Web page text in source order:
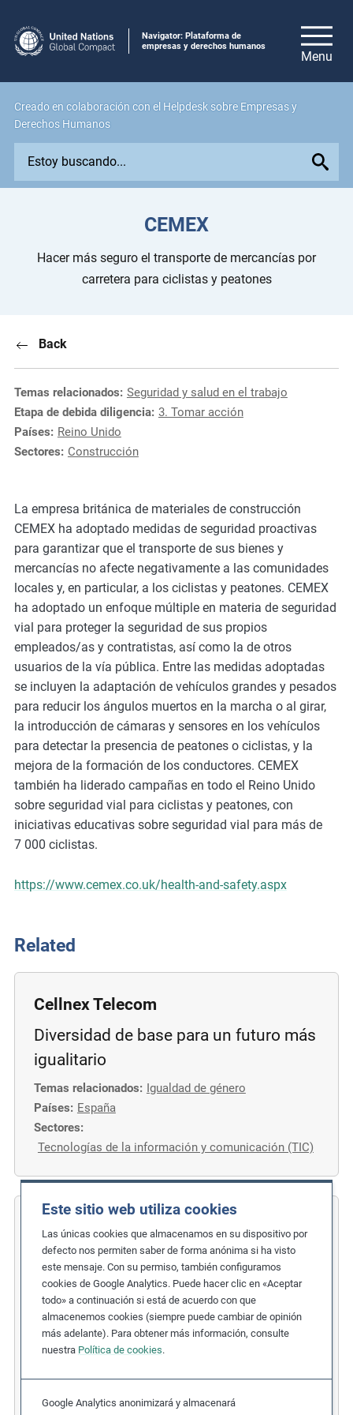
Navigator: Plataforma de
empresas y derechos humanos
Este sitio web utiliza cookies
Las únicas cookies que almacenamos en su dispositivo por
defecto nos permiten saber de forma anónima si ha visto
este mensaje. Con su permiso, también configuramos
cookies de Google Analytics. Puede hacer clic en «Aceptar
todo» a continuación si está de acuerdo con que
almacenemos cookies (siempre puede cambiar de opinión
más adelante). Para obtener más información, consulte
nuestra Política de cookies.
Google Analytics anonimizará y almacenará
Creado en colaboración con el Helpdesk sobre Empresas y
Derechos Humanos
p
u
e
s
,
c
a
s
t
u
d
i
e
s
,
a
n
d
m
o
r
e
CEMEX
Hacer más seguro el transporte de mercancías por
carretera para ciclistas y peatones
Back
Temas relacionados: Seguridad y salud en el trabajo
Etapa de debida diligencia: 3. Tomar acción
Países: Reino Unido
Sectores: Construcción
La empresa británica de materiales de construcción
CEMEX ha adoptado medidas de seguridad proactivas
para garantizar que el transporte de sus bienes y
mercancías no afecte negativamente a las comunidades
locales y, en particular, a los ciclistas y peatones. CEMEX
ha adoptado un enfoque múltiple en materia de seguridad
vial para proteger la seguridad de sus propios
empleados/as y contratistas, así como la de otros
usuarios de la vía pública. Entre las medidas adoptadas
se incluyen la adaptación de vehículos grandes y pesados
para reducir los ángulos muertos en la marcha o al girar,
la introducción de cámaras y sensores en los vehículos
para detectar la presencia de peatones o ciclistas, y la
mejora de la formación de los conductores. CEMEX
también ha liderado campañas en todo el Reino Unido
sobre seguridad vial para ciclistas y peatones, con
iniciativas educativas sobre seguridad vial para más de
7 000 ciclistas.
https://www.cemex.co.uk/health-and-safety.aspx
Related
Cellnex Telecom
Diversidad de base para un futuro más
igualitario
Temas relacionados: Igualdad de género
Países: España
Sectores:
Tecnologías de la información y comunicación (TIC)
COFIDES
Medidas sobre género, diversidad e
inclusión
Temas relacionados:
Discriminación, Igualdad de género
Etapa de debida diligencia: